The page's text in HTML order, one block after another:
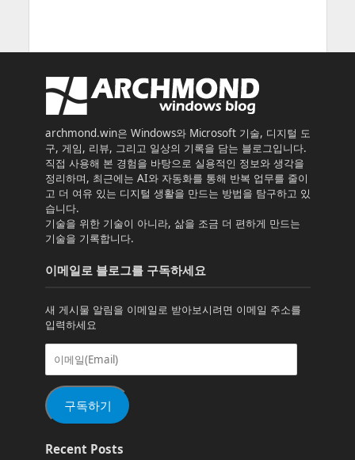
archmond.win은 Windows와 Microsoft 기술, 디지털 도
구, 게임, 리뷰, 그리고 일상의 기록을 담는 블로그입니다.
직접 사용해 본 경험을 바탕으로 실용적인 정보와 생각을
정리하며, 최근에는 AI와 자동화를 통해 반복 업무를 줄이
고 더 여유 있는 디지털 생활을 만드는 방법을 탐구하고 있
습니다.
기술을 위한 기술이 아니라, 삶을 조금 더 편하게 만드는
기술을 기록합니다.
이메일로 블로그를 구독하세요
새 게시물 알림을 이메일로 받아보시려면 이메일 주소를
입력하세요
이
일
(Email)
구독하기
Recent Posts